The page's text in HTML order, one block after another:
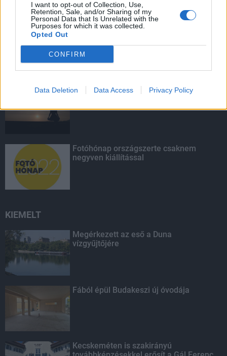
I want to opt-out of Collection, Use,
Retention, Sale, and/or Sharing of my
Personal Data that Is Unrelated with the
Purposes for which it was collected.
Opted Out
CONFIRM
Data Deletion Data Access Privacy Policy
LEGOLVASOTTABB
Tizenöt hegedűkészítő-mester mutatja
be munkáját Budán
Amire többmillióan vártunk: szombattól
Fotóhónap országszerte csaknem
negyven kiállítással
KIEMELT
Megérkezett az eső a Duna
vízgyűjtőjére
Fából épül Budakeszi új óvodája
Kecskeméten is szakirányú